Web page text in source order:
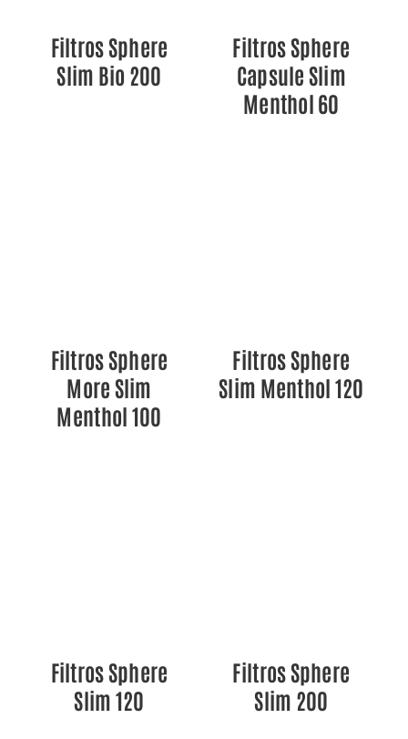
Filtros Sphere
Slim Bio 200
Filtros Sphere
Capsule Slim
Menthol 60
Filtros Sphere
More Slim
Menthol 100
Filtros Sphere
Slim Menthol 120
Filtros Sphere
Slim 120
Filtros Sphere
Slim 200